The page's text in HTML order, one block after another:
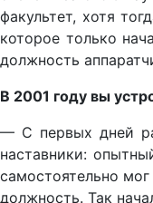
факультет, хотя
которое только
должность
В 2001 году вы
— С первых дней
наставники:
самостоятельно
должность. Так